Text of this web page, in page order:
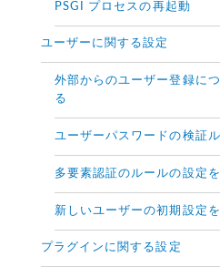
PSGI プロセスの再起動
ユーザーに関する設定
外部からのユーザー登録に
る
ユーザーパスワードの検証
多要素認証のルールの設定
新しいユーザーの初期設定
プラグインに関する設定